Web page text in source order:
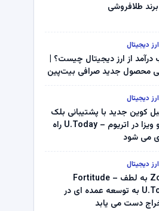
طلافروشی
دیجیتال
از ارز دیجیتال چیست؟ |
محصول جدید صرافی بیت‌پین
دیجیتال
کوین جدید با پشتیبانی بلک
راک و ویزا در اتریوم – U.Today راه
می شود
دیجیتال
Zcash به لطف Fortitude –
U.Today به توسعه عمده ای در
دست می یابد